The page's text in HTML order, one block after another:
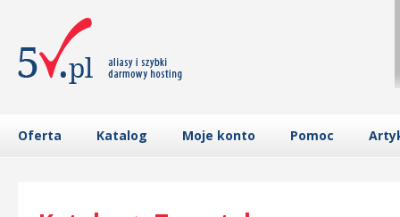
Oferta Katalog Moje konto Pomoc